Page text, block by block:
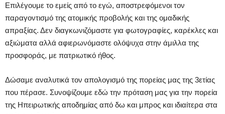
Επιλέγουμε το εμείς από το εγώ, αποστρεφόμενοι τον
παραγοντισμό της ατομικής προβολής και της ομαδικής
απραξίας. Δεν διαγκωνιζόμαστε για φωτογραφίες, καρέκλες και
αξιώματα αλλά αφιερωνόμαστε ολόψυχα στην άμιλλα της
προσφοράς, με πατριωτικό ήθος.
Δώσαμε αναλυτικά τον απολογισμό της πορείας μας της 3ετίας
που πέρασε. Συνοψίζουμε εδώ την πρόταση μας για την πορεία
της Ηπειρωτικής αποδημίας από δω και μπρος και ιδιαίτερα στα